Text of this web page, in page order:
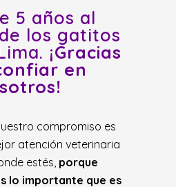
5 años al
los gatitos
¡Gracias
en
compromiso es
atención veterinaria
estés, porque
lo importante que es